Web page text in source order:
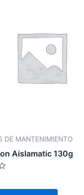
DE MANTENIMIENTO
Aislamatic 130g